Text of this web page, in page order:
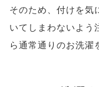
そのため、付けを気
いてしまわないよう
ら通常通りのお洗濯